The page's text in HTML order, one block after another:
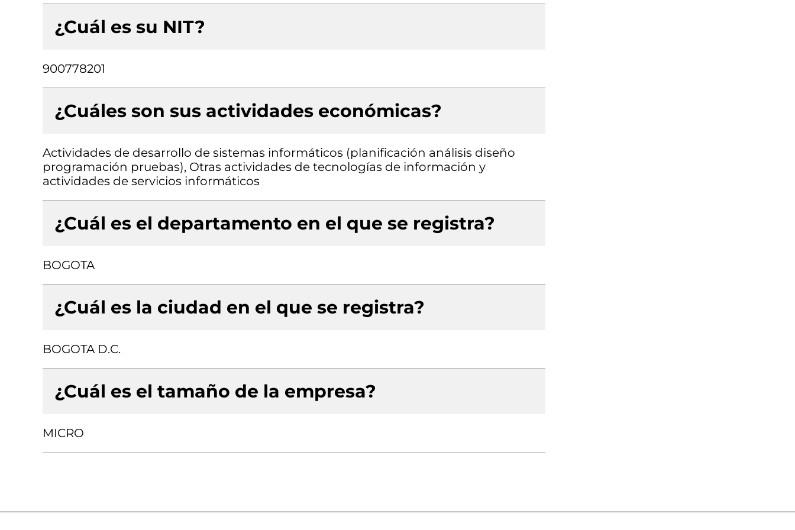
¿Cuál es su NIT?
900778201
¿Cuáles son sus actividades económicas?
Actividades de desarrollo de sistemas informáticos (planificación análisis diseño
programación pruebas), Otras actividades de tecnologías de información y
actividades de servicios informáticos
¿Cuál es el departamento en el que se registra?
BOGOTA
¿Cuál es la ciudad en el que se registra?
BOGOTA D.C.
¿Cuál es el tamaño de la empresa?
MICRO